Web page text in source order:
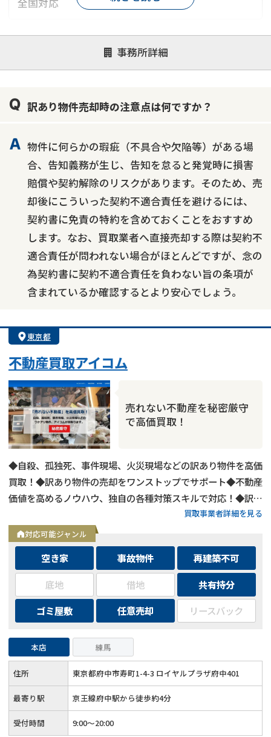
事務所詳細
全国対応
対応が親身 オンライン面談可能
レスポンスが早い
1億円以上の買取可
訳あり物件売却時の注意点は何ですか？
物件に何らかの瑕疵（不具合や欠陥等）がある場
合、告知義務が生じ、告知を怠ると発覚時に損害
賠償や契約解除のリスクがあります。そのため、売
却後にこういった契約不適合責任を避けるには、
契約書に免責の特約を含めておくことをおすすめ
します。なお、買取業者へ直接売却する際は契約不
適合責任が問われない場合がほとんどですが、念の
為契約書に契約不適合責任を負わない旨の条項が
含まれているか確認するとより安心でしょう。
東京都
不動産買取アイコム
売れない不動産を秘密厳守
で高価買取！
◆自殺、孤独死、事件現場、火災現場などの訳あり物件を高価
買取！◆訳あり物件の売却をワンストップでサポート◆不動産
価値を高めるノウハウ、独自の各種対策スキルで対応！◆訳あ
買取事業者詳細を見る
対応可能ジャンル
空き家 事故物件
再建築不可
底地
借地
共有持分
ゴミ屋敷
任意売却 リースバック
本店 練馬
住所 東京都府中市寿町1-4-3 ロイヤルプラザ府中401
最寄り駅 京王線府中駅から徒歩約4分
受付時間 9:00～20:00